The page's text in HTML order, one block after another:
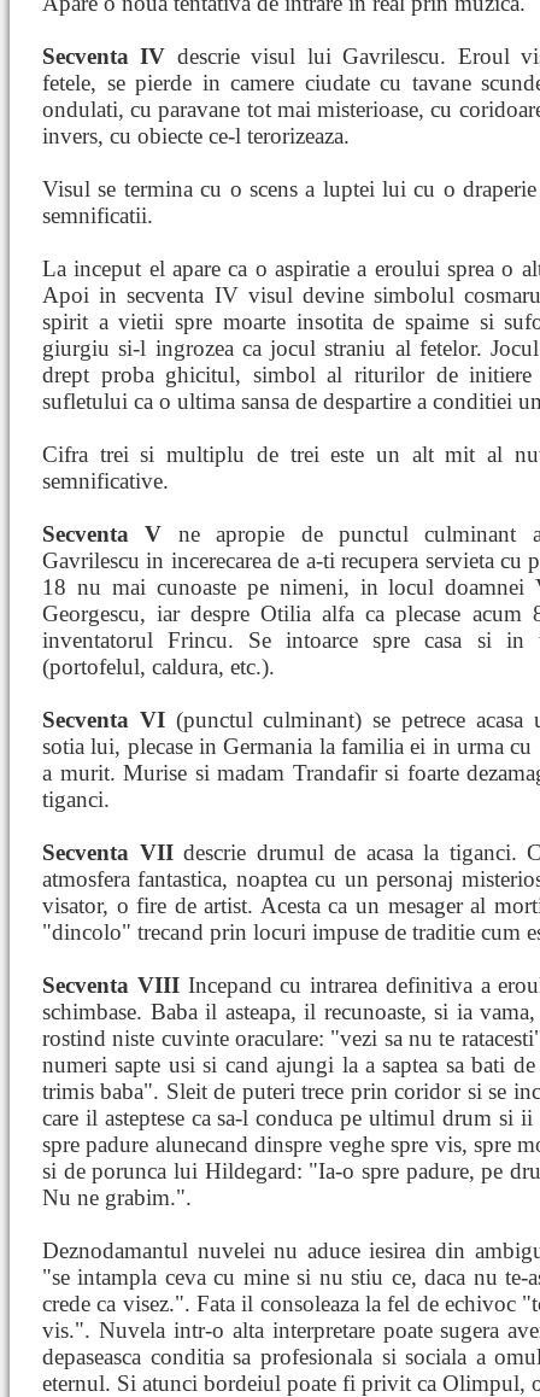
Secventa IV descrie visul lui Gavrilescu. Eroul
fetele, se pierde in camere ciudate cu tavane
ondulati, cu paravane tot mai misterioase, cu
invers, cu obiecte ce-l terorizeaza.
Visul se termina cu o scens a luptei lui cu o
semnificatii.
La inceput el apare ca o aspiratie a eroului sprea o
Apoi in secventa IV visul devine simbolul
spirit a vietii spre moarte insotita de spaime si
giurgiu si-l ingrozea ca jocul straniu al fetelor.
drept proba ghicitul, simbol al riturilor de
sufletului ca o ultima sansa de despartire a conditiei
Cifra trei si multiplu de trei este un alt mit al
semnificative.
Secventa V ne apropie de punctul culminant
Gavrilescu in incerecarea de a-ti recupera servieta cu
18 nu mai cunoaste pe nimeni, in locul doamnei
Georgescu, iar despre Otilia alfa ca plecase acum
inventatorul Frincu. Se intoarce spre casa si in
(portofelul, caldura, etc.).
Secventa VI(punctul culminant) se petrece acasa
sotia lui, plecase in Germania la familia ei in urma cu
a murit. Murise si madam Trandafir si foarte
tiganci.
Secventa VIIdescrie drumul de acasa la tiganci.
atmosfera fantastica, noaptea cu un personaj
visator, o fire de artist. Acesta ca un mesager al
"dincolo" trecand prin locuri impuse de traditie cum
Secventa VIIIIncepand cu intrarea definitiva a
schimbase. Baba il asteapa, il recunoaste, si ia
rostind niste cuvinte oraculare: "vezi sa nu te
numeri sapte usi si cand ajungi la a saptea sa bati
trimis baba". Sleit de puteri trece prin coridor si se
care il asteptese ca sa-l conduca pe ultimul drum si
spre padure alunecand dinspre veghe spre vis, spre
si de porunca lui Hildegard: "Ia-o spre padure, pe
Nu ne grabim.".
Deznodamantul nuvelei nu aduce iesirea din
"se intampla ceva cu mine si nu stiu ce, daca nu
crede ca visez.". Fata il consoleaza la fel de echivoc
vis.". Nuvela intr-o alta interpretare poate sugera
depaseasca conditia sa profesionala si sociala a
eternul. Si atunci bordeiul poate fi privit ca Olimpul,